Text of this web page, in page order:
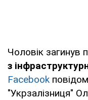
Чоловік загинув
з
Facebook
"Укрзалізниця"